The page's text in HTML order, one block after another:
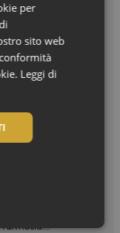
stagione in
per
sito web
Leggi di